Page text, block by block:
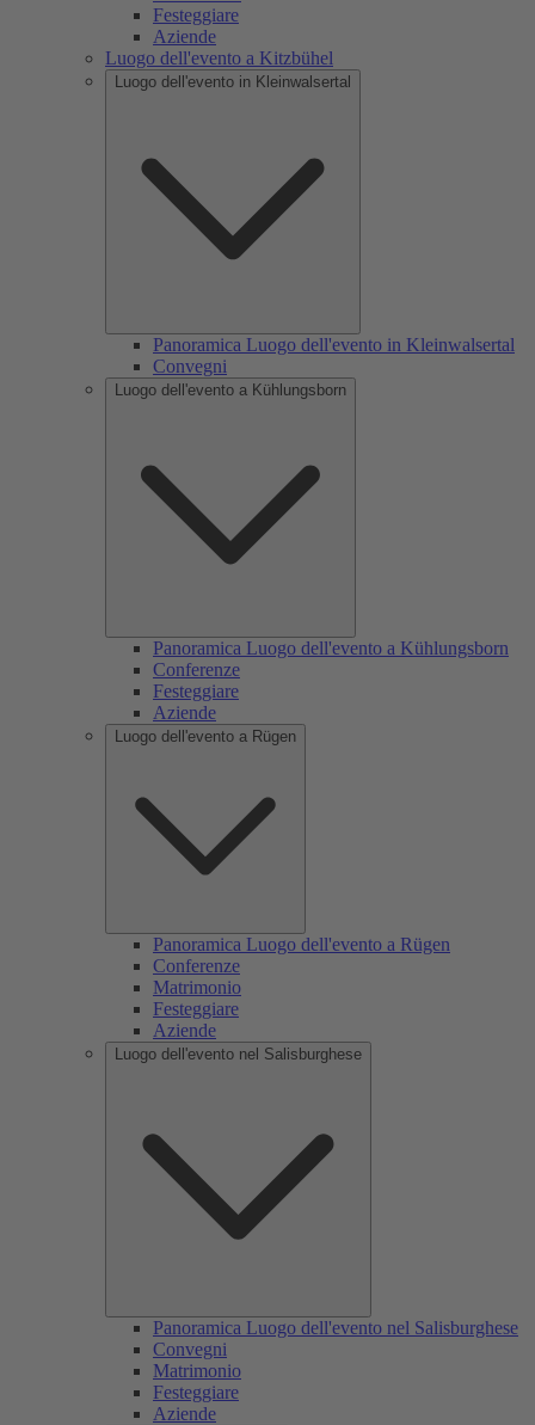
Festeggiare
Aziende
Luogo dell'evento a Kitzbühel
Luogo dell'evento in Kleinwalsertal
Panoramica Luogo dell'evento in Kleinwalsertal
Convegni
Luogo dell'evento a Kühlungsborn
Panoramica Luogo dell'evento a Kühlungsborn
Conferenze
Festeggiare
Aziende
Luogo dell'evento a Rügen
Panoramica Luogo dell'evento a Rügen
Conferenze
Matrimonio
Festeggiare
Aziende
Luogo dell'evento nel Salisburghese
Panoramica Luogo dell'evento nel Salisburghese
Convegni
Matrimonio
Festeggiare
Aziende